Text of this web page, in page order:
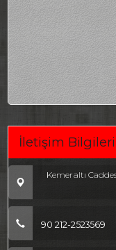
İletişim Bilgileri
Kemeraltı
90 212-2523569